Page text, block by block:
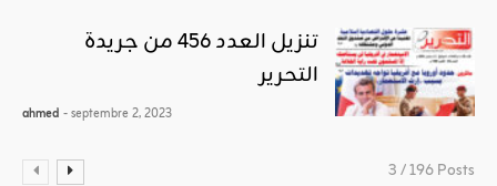
تنزيل العدد 456 من جريدة
التحرير
ahmed - septembre 2, 2023
3 / 196 Posts